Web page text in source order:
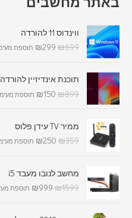
ווינדוס 11 להורדה
₪699
₪299 תוספת מע"מ
תוכנת אינדיזיין להורדה
₪899
₪150 תוספת מע"מ
ממיר TV עידן פלוס
₪359
₪250 תוספת מע"מ
מחשב לנובו מעבד i5
₪1599
₪999 תוספת מע"מ